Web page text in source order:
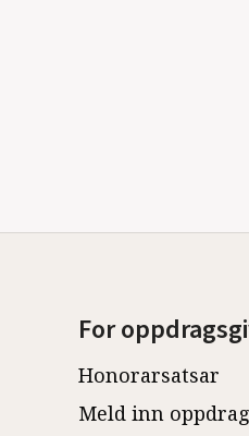
For
Honorarsatsar
Meld inn oppdrag